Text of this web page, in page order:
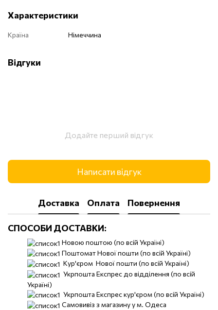
Характеристики
Країна Німеччина
Відгуки
Додайте перший відгук
Написати відгук
Доставка Оплата Повернення
СПОСОБИ ДОСТАВКИ:
Новою поштою (по всій Україні)
Поштомат Нової пошти (по всій Україні)
Кур'єром Нової пошти (по всій Україні)
Укрпошта Експрес до відділення (по всій
Україні)
Укрпошта Експрес кур'єром (по всій Україні)
Самовивіз з магазину у м. Одеса